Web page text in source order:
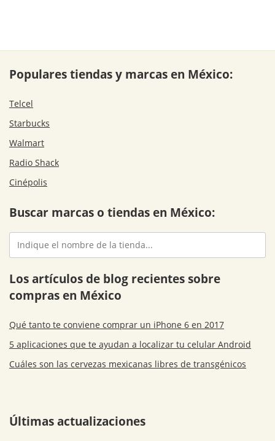
Populares tiendas y marcas en México:
Telcel
Starbucks
Walmart
Radio Shack
Cinépolis
Buscar marcas o tiendas en México:
Los artículos de blog recientes sobre
compras en México
Qué tanto te conviene comprar un iPhone 6 en 2017
5 aplicaciones que te ayudan a localizar tu celular Android
Cuáles son las cervezas mexicanas libres de transgénicos
Últimas actualizaciones